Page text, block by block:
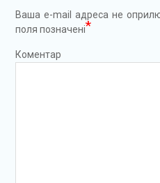
Ваша e-mail адреса не
поля позначені*
Коментар